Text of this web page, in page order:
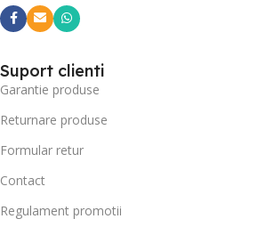
Suport clienti
Garantie produse
Returnare produse
Formular retur
Contact
Regulament promotii